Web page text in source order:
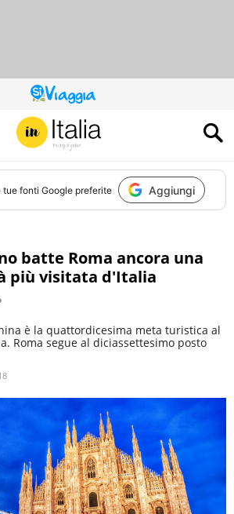
QUESTO
SITO
CONTRIBUISCE
ALL’AUDIENCE
DI
tue fonti Google preferite Aggiungi
batte Roma ancora una
più visitata d'Italia
è la quattordicesima meta turistica al
Roma segue al diciassettesimo posto